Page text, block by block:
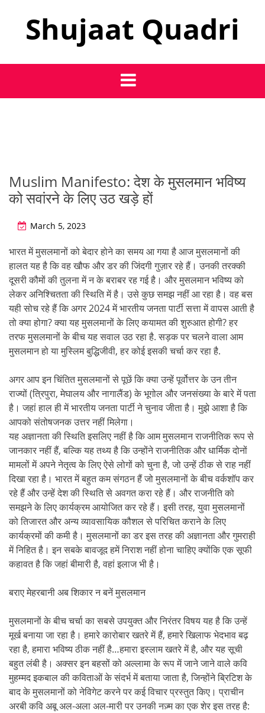
contentShujaat Quadri
Muslim Manifesto: देश के मुसलमान भविष्य
को सवांरने के लिए उठ खड़े हों
March 5, 2023
भारत में मुसलमानों को बेदार होने का समय आ गया है आज मुसलमानों की
हालत यह है कि वह खौफ और डर की जिंदगी गुज़ार रहे हैं। उनकी तरक्की
दूसरी कौमों की तुलना में न के बराबर रह गई है। और मुसलमान भविष्य को
लेकर अनिश्चितता की स्थिति में है। उसे कुछ समझ नहीं आ रहा है। वह बस
यही सोच रहे हैं कि अगर 2024 में भारतीय जनता पार्टी सत्ता में वापस आती है
तो क्या होगा? क्या यह मुसलमानों के लिए कयामत की शुरुआत होगी? हर
तरफ मुसलमानों के बीच यह सवाल उठ रहा है. सड़क पर चलने वाला आम
मुसलमान हो या मुस्लिम बुद्धिजीवी, हर कोई इसकी चर्चा कर रहा है.
अगर आप इन चिंतित मुसलमानों से पूछें कि क्या उन्हें पूर्वोत्तर के उन तीन
राज्यों (त्रिपुरा, मेघालय और नागालैंड) के भूगोल और जनसंख्या के बारे में पता
है। जहां हाल ही में भारतीय जनता पार्टी ने चुनाव जीता है। मुझे आशा है कि
आपको संतोषजनक उत्तर नहीं मिलेगा।
यह अज्ञानता की स्थिति इसलिए नहीं है कि आम मुसलमान राजनीतिक रूप से
जानकार नहीं हैं, बल्कि यह तथ्य है कि उन्होंने राजनीतिक और धार्मिक दोनों
मामलों में अपने नेतृत्व के लिए ऐसे लोगों को चुना है, जो उन्हें ठीक से राह नहीं
दिखा रहा है। भारत में बहुत कम संगठन हैं जो मुसलमानों के बीच वर्कशॉप कर
रहे हैं और उन्हें देश की स्थिति से अवगत करा रहे हैं। और राजनीति को
समझने के लिए कार्यक्रम आयोजित कर रहे हैं। इसी तरह, युवा मुसलमानों
को तिजारत और अन्य व्यावसायिक कौशल से परिचित कराने के लिए
कार्यक्रमों की कमी है। मुसलमानों का डर इस तरह की अज्ञानता और गुमराही
में निहित है। इन सबके बावजूद हमें निराश नहीं होना चाहिए क्योंकि एक सूफी
कहावत है कि जहां बीमारी है, वहां इलाज भी है।
बराए मेहरबानी अब शिकार न बनें मुसलमान
मुसलमानों के बीच चर्चा का सबसे उपयुक्त और निरंतर विषय यह है कि उन्हें
मूर्ख बनाया जा रहा है। हमारे कारोबार खतरे में हैं, हमारे खिलाफ भेदभाव बढ़
रहा है, हमारा भविष्य ठीक नहीं है…हमारा इस्लाम खतरे में है, और यह सूची
बहुत लंबी है। अक्सर इन बहसों को अल्लामा के रूप में जाने जाने वाले कवि
मुहम्मद इकबाल की कविताओं के संदर्भ में बताया जाता है, जिन्होंने ब्रिटिश के
बाद के मुसलमानों को नेविगेट करने पर कई विचार प्रस्तुत किए। प्राचीन
अरबी कवि अबू अल-अला अल-मारी पर उनकी नज़्म का एक शेर इस तरह है: